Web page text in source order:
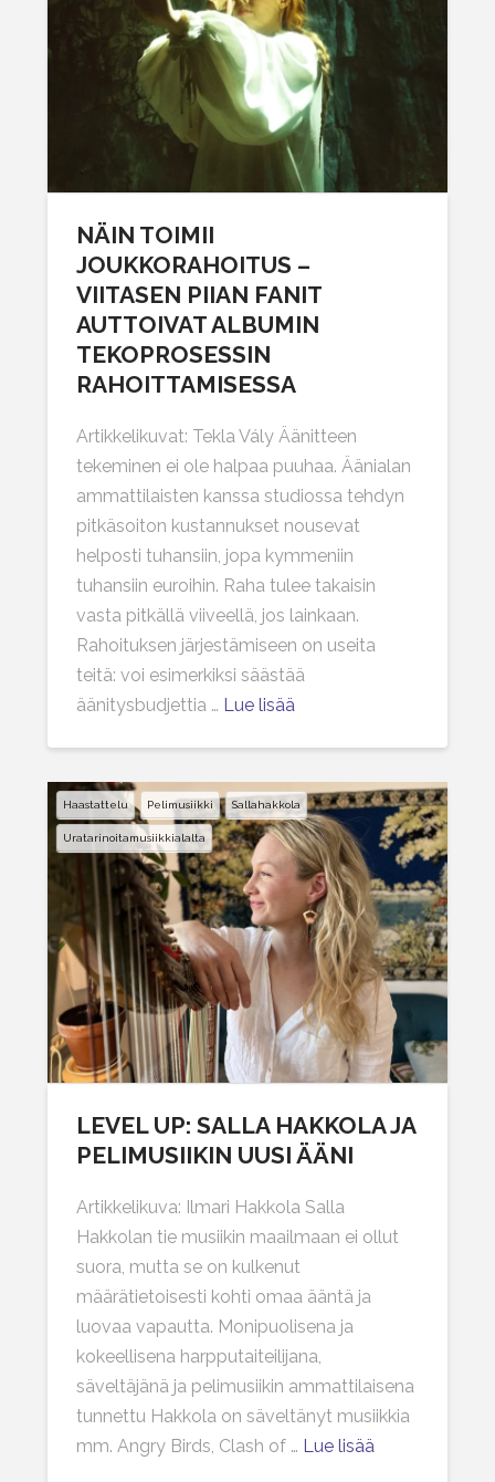
NÄIN TOIMII
JOUKKORAHOITUS –
VIITASEN PIIAN FANIT
AUTTOIVAT ALBUMIN
TEKOPROSESSIN
RAHOITTAMISESSA
Artikkelikuvat: Tekla Vály Äänitteen
tekeminen ei ole halpaa puuhaa. Äänialan
ammattilaisten kanssa studiossa tehdyn
pitkäsoiton kustannukset nousevat
helposti tuhansiin, jopa kymmeniin
tuhansiin euroihin. Raha tulee takaisin
vasta pitkällä viiveellä, jos lainkaan.
Rahoituksen järjestämiseen on useita
teitä: voi esimerkiksi säästää
äänitysbudjettia … Lue lisää
LEVEL UP: SALLA HAKKOLA JA
PELIMUSIIKIN UUSI ÄÄNI
Artikkelikuva: Ilmari Hakkola Salla
Hakkolan tie musiikin maailmaan ei ollut
suora, mutta se on kulkenut
määrätietoisesti kohti omaa ääntä ja
luovaa vapautta. Monipuolisena ja
kokeellisena harpputaiteilijana,
säveltäjänä ja pelimusiikin ammattilaisena
tunnettu Hakkola on säveltänyt musiikkia
mm. Angry Birds, Clash of … Lue lisää
Haastattelu Pelimusiikki Sallahakkola
Uratarinoitamusiikkialalta